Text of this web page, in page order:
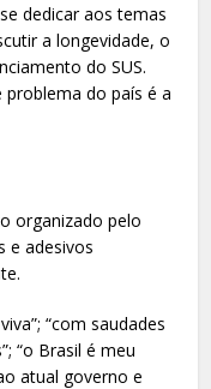
dedicar aos temas
a longevidade, o
do SUS.
do país é a
organizado pelo
e adesivos
“com saudades
“o Brasil é meu
atual governo e